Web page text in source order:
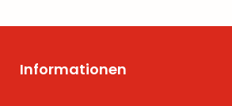
Informationen